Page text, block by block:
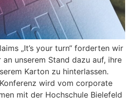
„It’s your turn“ forderten wir
unserem Stand dazu auf, ihre
Karton zu hinterlassen.
Konferenz wird vom corporate
mit der Hochschule Bielefeld